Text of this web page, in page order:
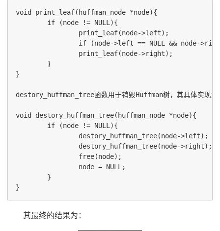
void print_leaf(huffman_node *node){
        if (node != NULL){
                print_leaf(node->left);
if (node->left == NULL && node-
                print_leaf(node->right);
        }
}
destory_huffman_tree函数用于销毁Huffman树，其具体实现为
void destory_huffman_tree(huffman_node *node){
        if (node != NULL){
                destory_huffman_tree(node->left);
                destory_huffman_tree(node->right);
                free(node);
                node = NULL;
        }
其最终的结果为：